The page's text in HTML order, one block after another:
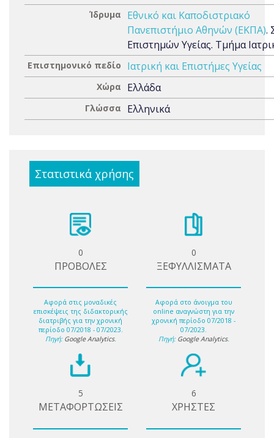
Ίδρυμα
Εθνικό και Καποδιστριακό
Πανεπιστήμιο Αθηνών (ΕΚΠΑ).
Επιστημών Υγείας. Τμήμα
Επιστημονικό πεδίο Ιατρική και Επιστήμες Υγείας
Χώρα Ελλάδα
Γλώσσα Ελληνικά
Στατιστικά χρήσης
0
ΠΡΟΒΟΛΕΣ
Αφορά στις μοναδικές
επισκέψεις της διδακτορικής
διατριβής για την χρονική
περίοδο 07/2018 - 07/2023.
Πηγή: Google Analytics.
0
ΞΕΦΥΛΛΙΣΜΑΤΑ
Αφορά στο άνοιγμα του
online αναγνώστη για την
χρονική περίοδο 07/2018 -
07/2023.
Πηγή: Google Analytics.
5
ΜΕΤΑΦΟΡΤΩΣΕΙΣ
6
ΧΡΗΣΤΕΣ